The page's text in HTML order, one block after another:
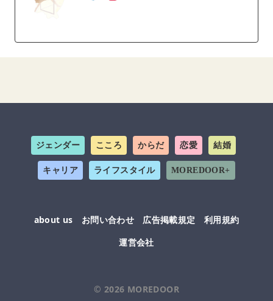
ジェンダー こころ からだ 恋愛 結婚
キャリア ライフスタイル MOREDOOR+
about us お問い合わせ 広告掲載規定
利用規約
運営会社
© 2026 MOREDOOR